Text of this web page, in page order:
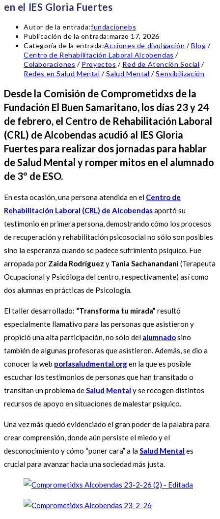
en el IES Gloria Fuertes
Autor de la entrada:fundacionebs
Publicación de la entrada:marzo 17, 2026
Categoría de la entrada:Acciones de divulgación / Blog /
Centro de Rehabilitación Laboral Alcobendas /
Colaboraciones / Proyectos / Red de Atención Social /
Redes en Salud Mental / Salud Mental / Sensibilización
Desde la Comisión de Comprometidxs de la
Fundación El Buen Samaritano, los días 23 y 24
de febrero, el Centro de Rehabilitación Laboral
(CRL) de Alcobendas acudió al IES Gloria
Fuertes para realizar dos jornadas para hablar
de Salud Mental y romper mitos en el alumnado
de 3º de ESO.
En esta ocasión, una persona atendida en el Centro de
Rehabilitación Laboral (CRL) de Alcobendasaportó su
testimonio en primera persona, demostrando cómo los procesos
de recuperación y rehabilitación psicosocial no sólo son posibles
sino la esperanza cuando se padece sufrimiento psíquico. Fue
arropada por Zaida Rodríguez y Tania Sachanandani(Terapeuta
Ocupacional y Psicóloga del centro, respectivamente) así como
dos alumnas en prácticas de Psicología.
El taller desarrollado: “Transforma tu mirada” resultó
especialmente llamativo para las personas que asistieron y
propició una alta participación, no sólo del alumnadosino
también de algunas profesoras que asistieron. Además, se dio a
conocer la web porlasaludmental.orgen la que es posible
escuchar los testimonios de personas que han transitado o
transitan un problema deSalud Mental y se recogen distintos
recursos de apoyo en situaciones de malestar psíquico.
Una vez más quedó evidenciado el gran poder de la palabra para
crear comprensión, donde aún persiste el miedo y el
desconocimiento y cómo “poner cara” a laSalud Mental es
crucial para avanzar hacia una sociedad más justa.